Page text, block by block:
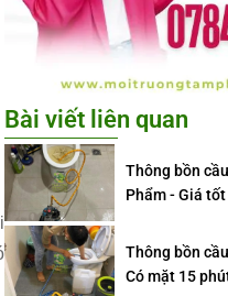
Bài viết liên quan
Thông bồn
Phẩm - Giá
Thông bồn
Có mặt 15